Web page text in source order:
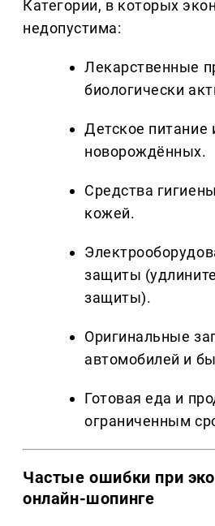
Категории, в которых
недопустима:
Лекарственные
биологически
Детское питание
новорождённых.
Средства
кожей.
защиты
защиты).
Оригинальные
автомобилей и
Готовая еда и
ограниченным
Частые ошибки при
онлайн-шопинге